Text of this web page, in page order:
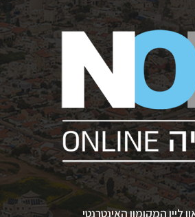
ליין המקומון האינטרנטי